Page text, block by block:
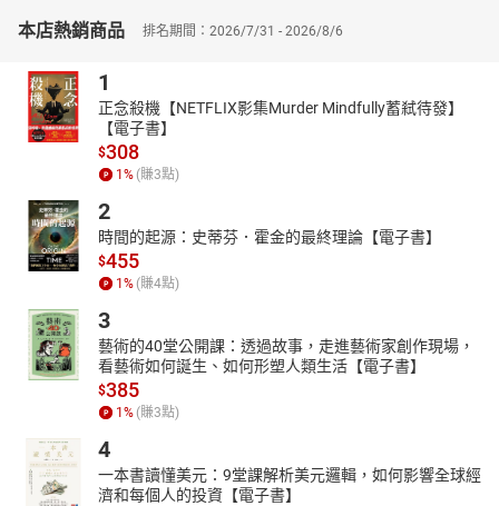
本店熱銷商品 排名期間：2026/7/31 - 2026/8/6
1
正念殺機【NETFLIX影集Murder Mindfully蓄弒待發】
【電子書】
$308
1 % (賺3點)
2
時間的起源：史蒂芬．霍金的最終理論【電子書】
$455
1 % (賺4點)
3
藝術的40堂公開課：透過故事，走進藝術家創作現場，
看藝術如何誕生、如何形塑人類生活【電子書】
$385
1 % (賺3點)
4
一本書讀懂美元：9堂課解析美元邏輯，如何影響全球經
濟和每個人的投資【電子書】